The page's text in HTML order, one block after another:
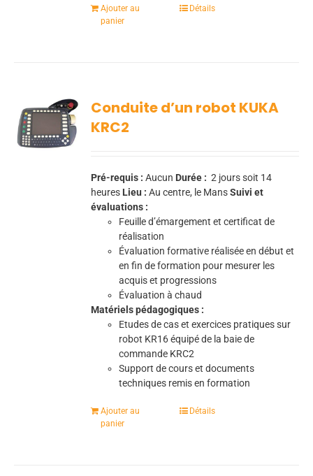
Ajouter au
panier
Détails
Conduite d’un robot KUKA
KRC2
Pré-requis : Aucun Durée : 2 jours soit 14
heures Lieu : Au centre, le MansSuivi et
évaluations :
Feuille d’émargement et certificat de
réalisation
Évaluation formative réalisée en début et
en fin de formation pour mesurer les
acquis et progressions
Évaluation à chaud
Matériels pédagogiques :
Etudes de cas et exercices pratiques sur
robot KR16 équipé de la baie de
commande KRC2
Support de cours et documents
techniques remis en formation
Ajouter au
panier
Détails